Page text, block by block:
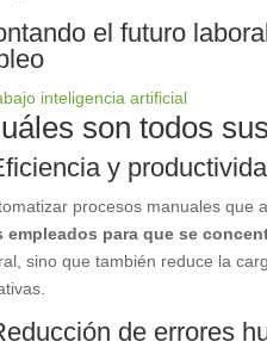
el futuro
son todos
y
procesos manuales que
empleados para que se
sino que también reduce la
de errores